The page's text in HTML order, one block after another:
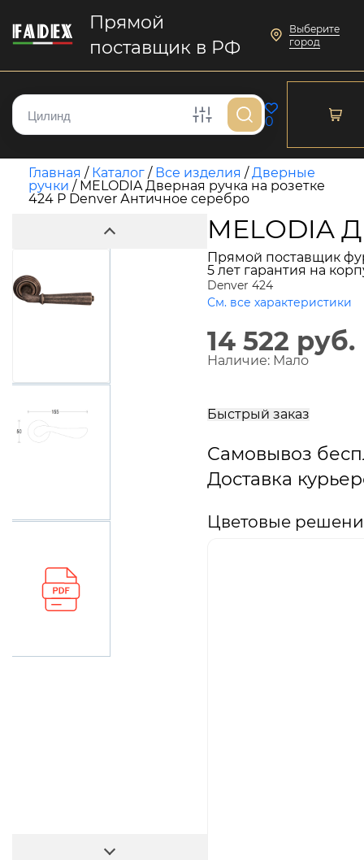
Прямой
поставщик в РФ
Выберите
город
0
Главная / Каталог / Все изделия /Дверные
ручки / MELODIA Дверная ручка на розетке
424 P Denver Античное серебро
MELODIA
Прямой поставщик
5 лет гарантия на
Denver 424
См. все характеристики
14 522 руб.
Наличие: Мало
Быстрый заказ
Самовывоз
Доставка
Цветовые